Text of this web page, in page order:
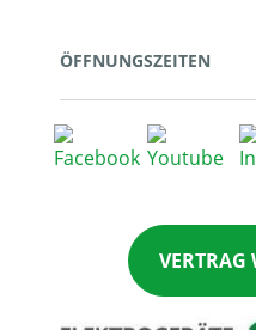
ÖFFNUNGSZEITEN
VERTRAG